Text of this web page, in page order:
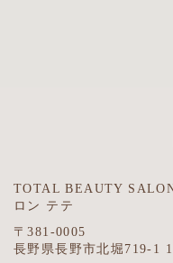
TOTAL BEAUTY
ロン テテ
〒381-0005
長野県長野市北堀719-1